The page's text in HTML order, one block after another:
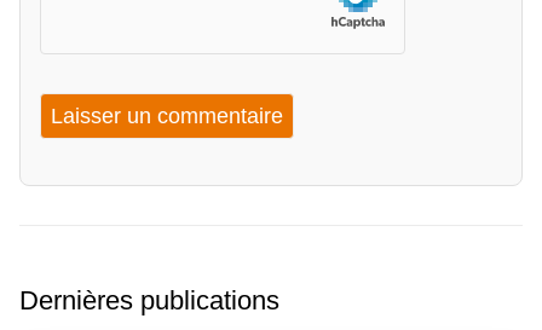
Dernières publications